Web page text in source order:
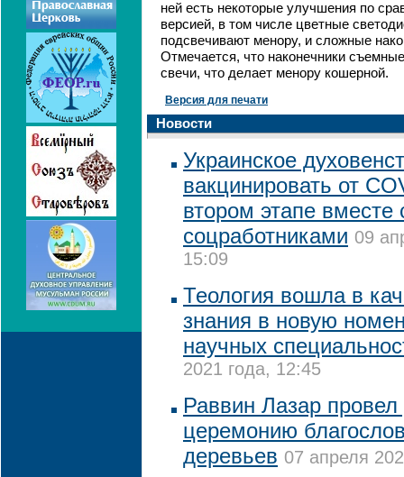
ней есть некоторые улучшения по
версией, в том числе цветные
подсвечивают менору, и сложные
Отмечается, что наконечники
свечи, что делает менору кошерной.
Версия для печати
Новости
Украинское
вакцинировать от
втором этапе вместе
соцработниками 09
15:09
Теология вошла в
знания в новую
научных
2021 года, 12:45
Раввин Лазар
церемонию
деревьев 07 апреля